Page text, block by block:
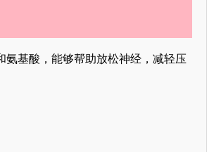
氨基酸，能够帮助放松神经，减轻压